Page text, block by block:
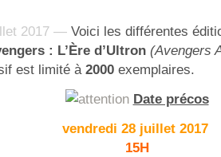
2017 — Voici les différentes
: L’Ère d’Ultron (Avengers
est limité à 2000 exemplaires.
Date précos
vendredi 28 juillet 2017
15H